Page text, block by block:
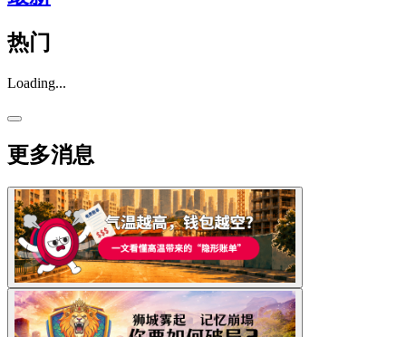
热门
Loading...
更多消息